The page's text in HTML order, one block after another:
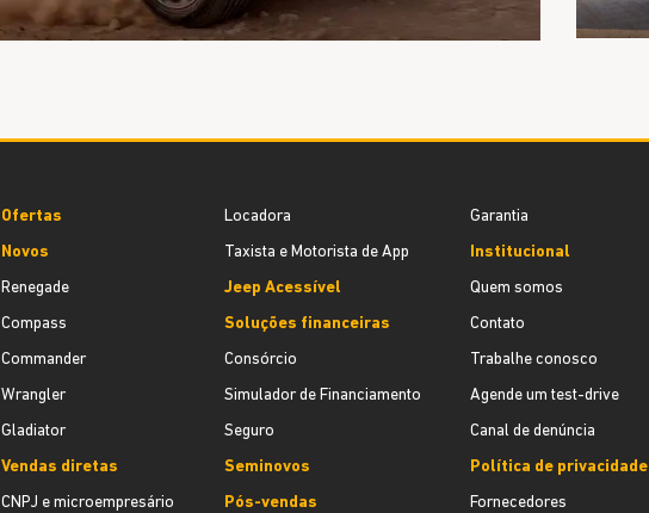
Ofertas
Novos
Renegade
Compass
Commander
Wrangler
Gladiator
Vendas diretas
CNPJ e microempresário
Locadora
Taxista e Motorista de App
Jeep Acessível
Soluções financeiras
Consórcio
Simulador de Financiamento
Seguro
Seminovos
Pós-vendas
Garantia
Institucional
Quem somos
Contato
Trabalhe conosco
Agende um test-drive
Canal de denúncia
Política de privacidade
Fornecedores